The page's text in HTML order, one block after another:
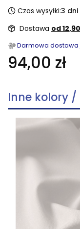
Czas wysyłki:3 dni
Dostawa od
Darmowa dostawa
94,00 zł
Inne kolory /